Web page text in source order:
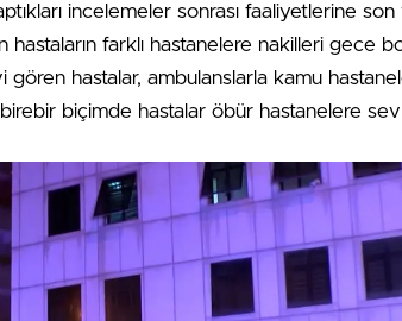
incelemeler sonrası faaliyetlerine
farklı hastanelere nakilleri gece
hastalar, ambulanslarla kamu
biçimde hastalar öbür hastanelere